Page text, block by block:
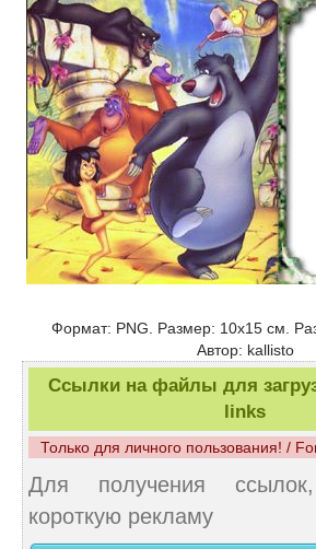
Формат: PNG. Размер: 10x15 см.
Автор: kallisto
Ссылки на файлы для
links
Только для личного пользования! /
Для получения
короткую рекламу